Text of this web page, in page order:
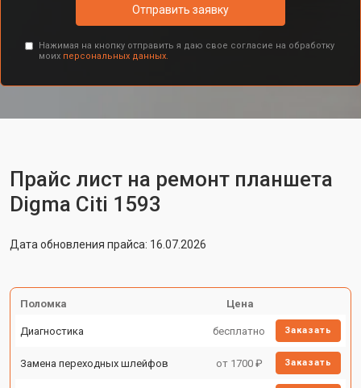
Отправить заявку
Нажимая на кнопку отправить я даю свое согласие на обработку
моих персональных данных.
Прайс лист на ремонт планшета
Digma Citi 1593
Дата обновления прайса: 16.07.2026
Поломка Цена
Диагностика бесплатно Заказать
Замена переходных шлейфов от 1700 ₽ Заказать